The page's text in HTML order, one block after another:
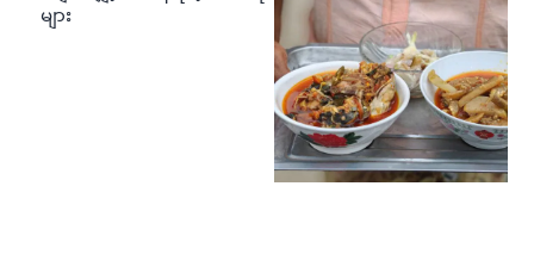
များ